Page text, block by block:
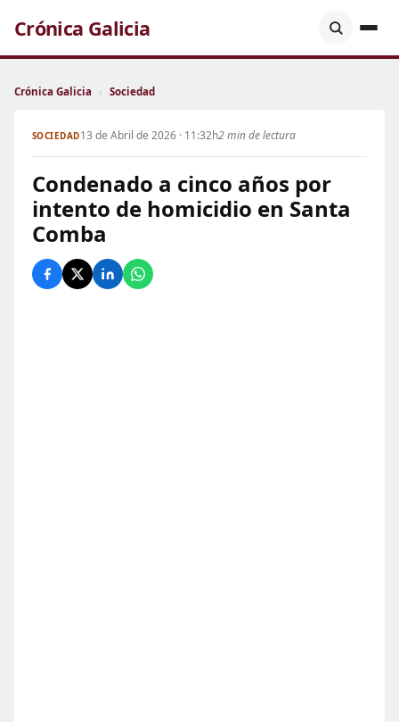
Crónica Galicia
Crónica Galicia › Sociedad
SOCIEDAD13 de Abril de 2026 · 11:32h2 min de lectura
Condenado a cinco años por
intento de homicidio en Santa
Comba